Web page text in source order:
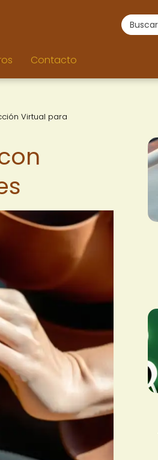
Contacto
Virtual para